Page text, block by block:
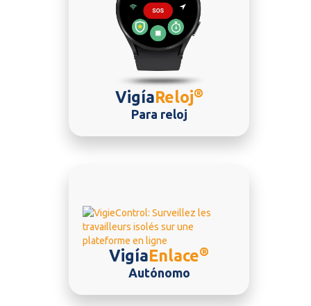
VigíaReloj®
Para reloj
Vigía Enlace®
Autónomo